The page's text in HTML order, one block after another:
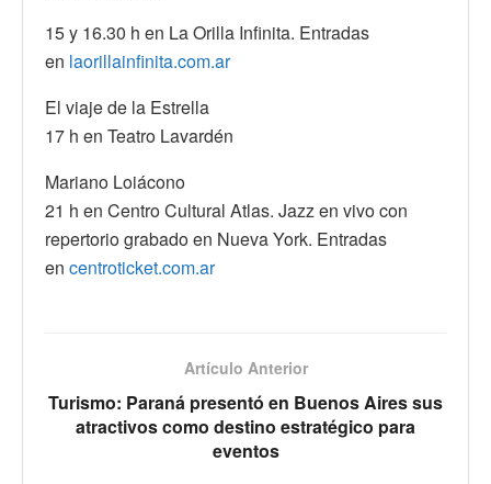
15 y 16.30 h en La Orilla Infinita. Entradas
en laorillainfinita.com.ar
El viaje de la Estrella
17 h en Teatro Lavardén
Mariano Loiácono
21 h en Centro Cultural Atlas. Jazz en vivo con
repertorio grabado en Nueva York. Entradas
en centroticket.com.ar
Artículo Anterior
Turismo: Paraná presentó en Buenos Aires sus
atractivos como destino estratégico para
eventos